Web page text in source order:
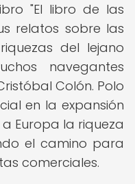
"El libro de las
relatos sobre las
del lejano
navegantes
Colón. Polo
en la expansión
Europa la riqueza
el camino para
comerciales.